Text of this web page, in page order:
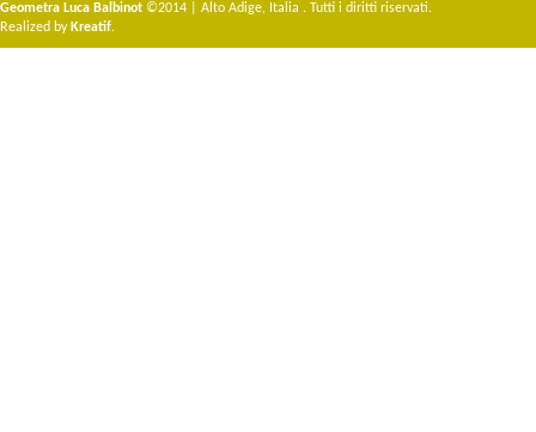
Geometra Luca Balbinot ©2014 | Alto Adige, Italia . Tutti i diritti riservati.
Realized by Kreatif.